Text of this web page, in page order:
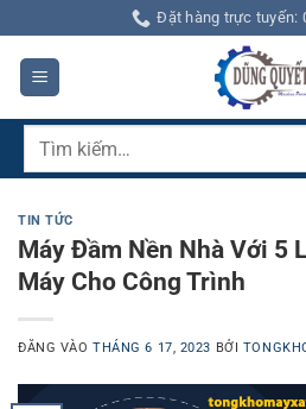
qua
dung
Đặt hàng trực tuyến:
Tìm
TIN TỨC
Máy Đầm Nền Nhà Với 5
Máy Cho Công Trình
ĐĂNG VÀOTHÁNG 6 17, 2023 BỞI